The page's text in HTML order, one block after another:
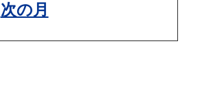
次の月